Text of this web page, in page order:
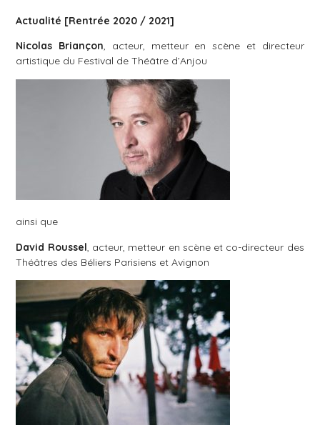
Actualité [Rentrée 2020 / 2021]
Nicolas Briançon, acteur, metteur en scène et directeur
artistique du Festival de Théâtre d’Anjou
ainsi que
David Roussel, acteur, metteur en scène et co-directeur des
Théâtres des Béliers Parisiens et Avignon